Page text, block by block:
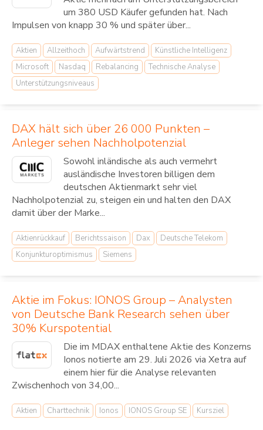
um 380 USD Käufer gefunden hat. Nach
Impulsen von knapp 30 % und später über...
Aktien Allzeithoch Aufwärtstrend
Künstliche Intelligenz
Microsoft
Nasdaq Rebalancing
Technische Analyse
Unterstützungsniveaus
DAX hält sich über 26 000 Punkten –
Anleger sehen Nachholpotenzial
Sowohl inländische als auch vermehrt
ausländische Investoren billigen dem
deutschen Aktienmarkt sehr viel
Nachholpotenzial zu, steigen ein und halten den DAX
damit über der Marke...
Aktienrückkauf Berichtssaison Dax
Deutsche Telekom
Konjunkturoptimismus
Siemens
Aktie im Fokus: IONOS Group – Analysten
von Deutsche Bank Research sehen über
30% Kurspotential
Die im MDAX enthaltene Aktie des Konzerns
Ionos notierte am 29. Juli 2026 via Xetra auf
einem hier für die Analyse relevanten
Zwischenhoch von 34,00...
Aktien Charttechnik Ionos IONOS Group SE Kursziel